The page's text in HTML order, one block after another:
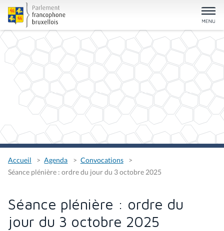
Accueil Agenda
Convocations
Séance plénière : ordre du jour du 3 octobre 2025
Séance plénière : ordre du
jour du 3 octobre 2025